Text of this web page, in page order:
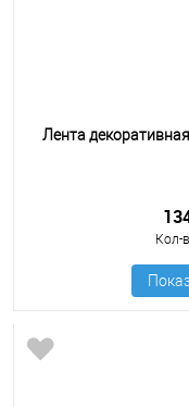
Лента
Кол-